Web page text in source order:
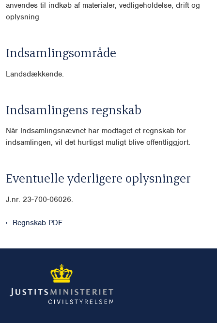
anvendes til indkøb af materialer, vedligeholdelse, drift og
oplysning
Indsamlingsområde
Landsdækkende.
Indsamlingens regnskab
Når Indsamlingsnævnet har modtaget et regnskab for
indsamlingen, vil det hurtigst muligt blive offentliggjort.
Eventuelle yderligere oplysninger
J.nr. 23-700-06026.
Regnskab PDF